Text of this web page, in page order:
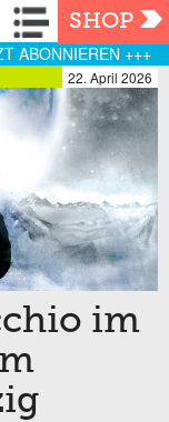
Navigation
SHOP
ABONNIEREN +++
22. April 2026
im